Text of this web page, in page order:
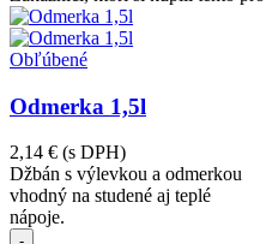
Obľúbené
Odmerka 1,5l
2,14 € (s DPH)
Džbán s výlevkou a odmerkou
vhodný na studené aj teplé
nápoje.